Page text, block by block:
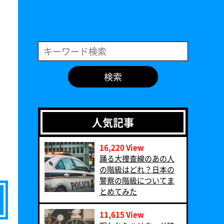
検索
人気記事
16,220 View
‪踊る大捜査線のあの人
の階級はどれ？日本の
警察の階級についてま
とめてみた‬
11,615 View